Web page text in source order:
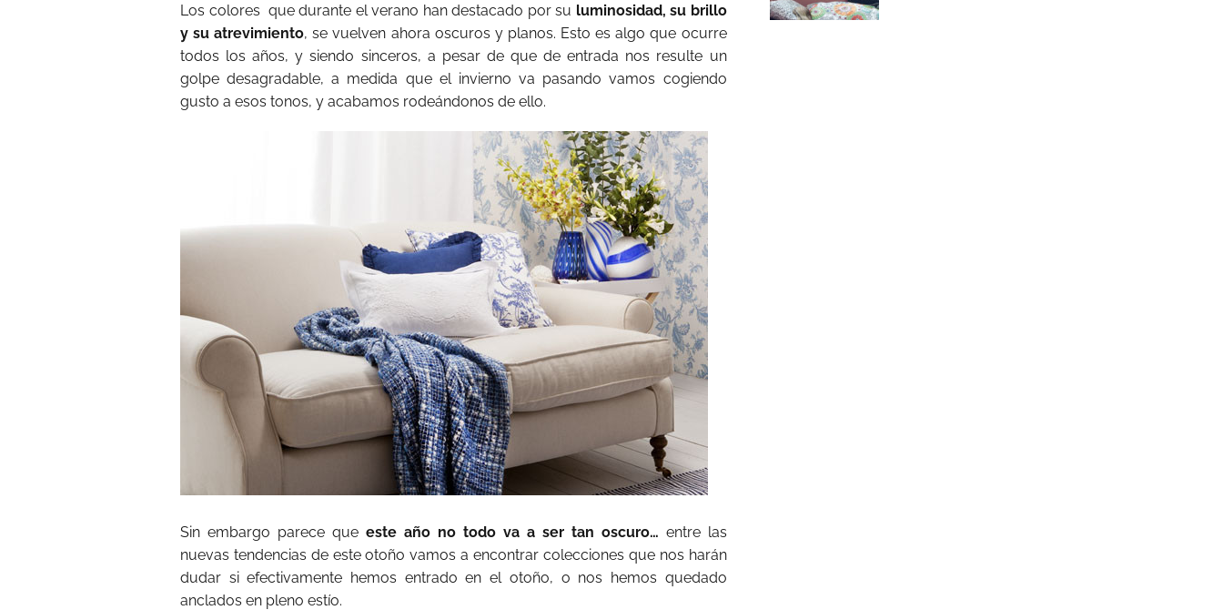
Los colores que durante el verano han destacado por su luminosidad, su brillo
y su atrevimiento, se vuelven ahora oscuros y planos. Esto es algo que ocurre
todos los años, y siendo sinceros, a pesar de que de entrada nos resulte un
golpe desagradable, a medida que el invierno va pasando vamos cogiendo
gusto a esos tonos, y acabamos rodeándonos de ello.
Sin embargo parece que este año no todo va a ser tan oscuro… entre las
nuevas tendencias de este otoño vamos a encontrar colecciones que nos harán
dudar si efectivamente hemos entrado en el otoño, o nos hemos quedado
anclados en pleno estío.